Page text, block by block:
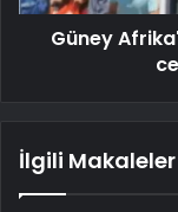
Güney
İlgili Makaleler